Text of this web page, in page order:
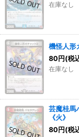
在庫なし
機怪人形
80円(税
在庫なし
芸魔桂
《火》
80円(税